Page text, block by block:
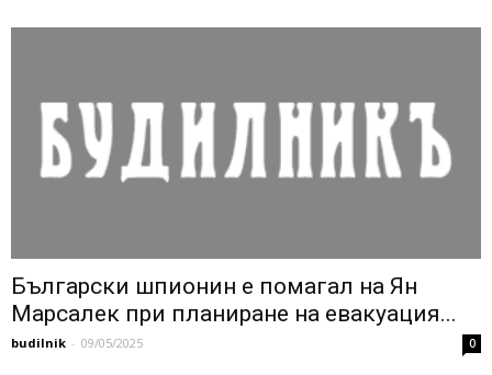
Български шпионин е помагал на Ян
Марсалек при планиране на евакуация...
budilnik - 09/05/2025 0